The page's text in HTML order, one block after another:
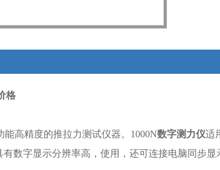
格
能高精度的推拉力测试仪器。1000N数字测力仪适
数字显示分辨率高，使用，还可连接电脑同步